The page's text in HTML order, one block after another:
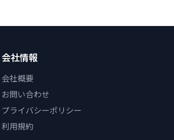
会社情報
会社概要
お問い合わせ
プライバシーポリシー
利用規約